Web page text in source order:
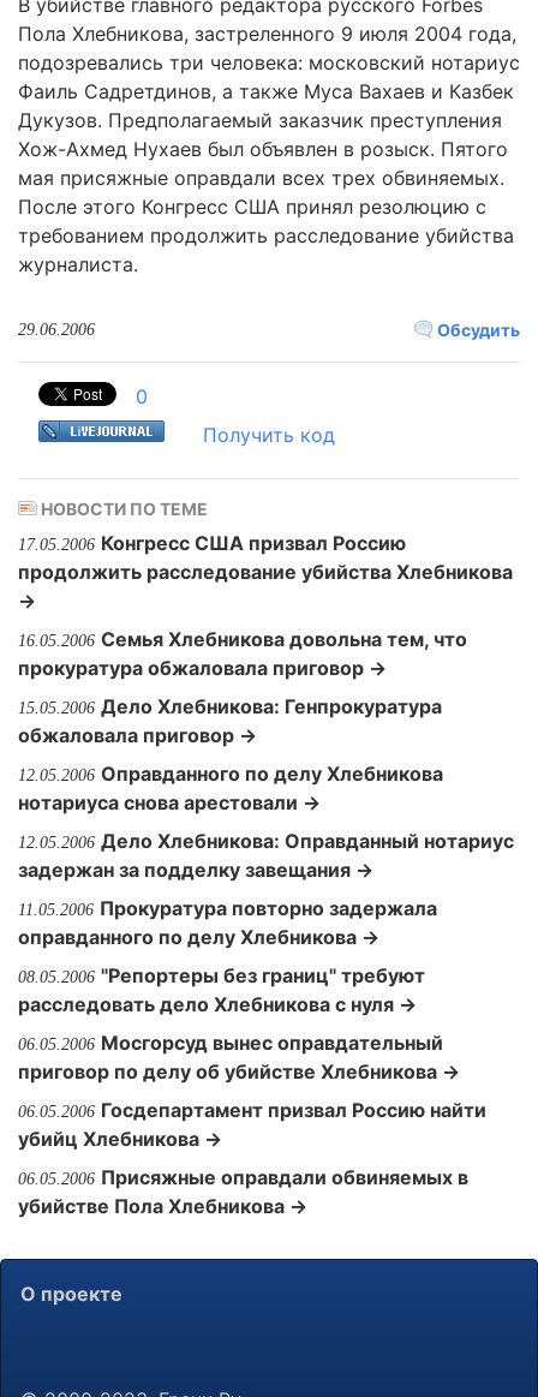
В убийстве главного редактора русского Forbes
Пола Хлебникова, застреленного 9 июля 2004 года,
подозревались три человека: московский нотариус
Фаиль Садретдинов, а также Муса Вахаев и Казбек
Дукузов. Предполагаемый заказчик преступления
Хож-Ахмед Нухаев был объявлен в розыск. Пятого
мая присяжные оправдали всех трех обвиняемых.
После этого Конгресс США принял резолюцию с
требованием продолжить расследование убийства
журналиста.
Обсудить
29.06.2006
0
Получить код
НОВОСТИ ПО ТЕМЕ
17.05.2006 Конгресс США призвал Россию
продолжить расследование убийства Хлебникова
→
16.05.2006 Семья Хлебникова довольна тем, что
прокуратура обжаловала приговор →
15.05.2006 Дело Хлебникова: Генпрокуратура
обжаловала приговор →
12.05.2006 Оправданного по делу Хлебникова
нотариуса снова арестовали →
12.05.2006 Дело Хлебникова: Оправданный нотариус
задержан за подделку завещания →
11.05.2006 Прокуратура повторно задержала
оправданного по делу Хлебникова →
08.05.2006 "Репортеры без границ" требуют
расследовать дело Хлебникова с нуля →
06.05.2006 Мосгорсуд вынес оправдательный
приговор по делу об убийстве Хлебникова →
06.05.2006 Госдепартамент призвал Россию найти
убийц Хлебникова →
06.05.2006 Присяжные оправдали обвиняемых в
убийстве Пола Хлебникова →
О проекте